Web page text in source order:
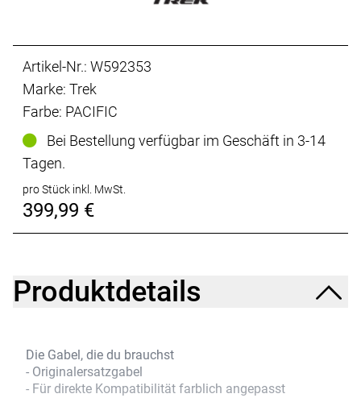
Artikel-Nr.: W592353
Marke: Trek
Farbe: PACIFIC
Bei Bestellung verfügbar im Geschäft in 3-14
Tagen.
pro Stück inkl. MwSt.
399,99 €
Produktdetails
Die Gabel, die du brauchst
- Originalersatzgabel
- Für direkte Kompatibilität farblich angepasst